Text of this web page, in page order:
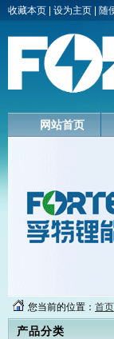
收藏本页 设为主页 随
网站首页
您当前的位置： 首页
产品分类